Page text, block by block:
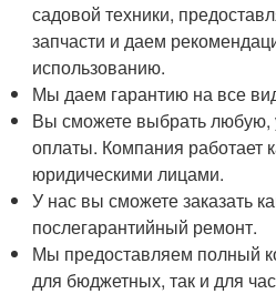
садовой техники,
запчасти и даем
использованию.
Мы даем гарантию на все
Вы сможете выбрать
оплаты. Компания работает
юридическими лицами.
У нас вы сможете заказать
послегарантийный ремонт.
Мы предоставляем полный
для бюджетных, так и для